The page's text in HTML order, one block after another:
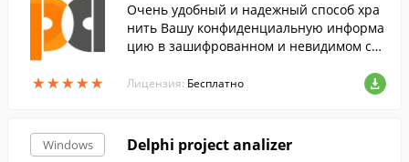
★★★★★
★★★★★
Очень удобный и надежный способ хра
нить Вашу конфиденциальную информа
цию в зашифрованном и невидимом сос
Лицензия: Бесплатно
Windows Delphi project analizer